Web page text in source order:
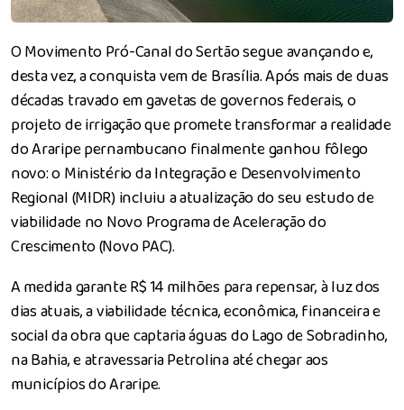
O Movimento Pró-Canal do Sertão segue avançando e,
desta vez, a conquista vem de Brasília. Após mais de duas
décadas travado em gavetas de governos federais, o
projeto de irrigação que promete transformar a realidade
do Araripe pernambucano finalmente ganhou fôlego
novo: o Ministério da Integração e Desenvolvimento
Regional (MIDR) incluiu a atualização do seu estudo de
viabilidade no Novo Programa de Aceleração do
Crescimento (Novo PAC).
A medida garante R$ 14 milhões para repensar, à luz dos
dias atuais, a viabilidade técnica, econômica, financeira e
social da obra que captaria águas do Lago de Sobradinho,
na Bahia, e atravessaria Petrolina até chegar aos
municípios do Araripe.